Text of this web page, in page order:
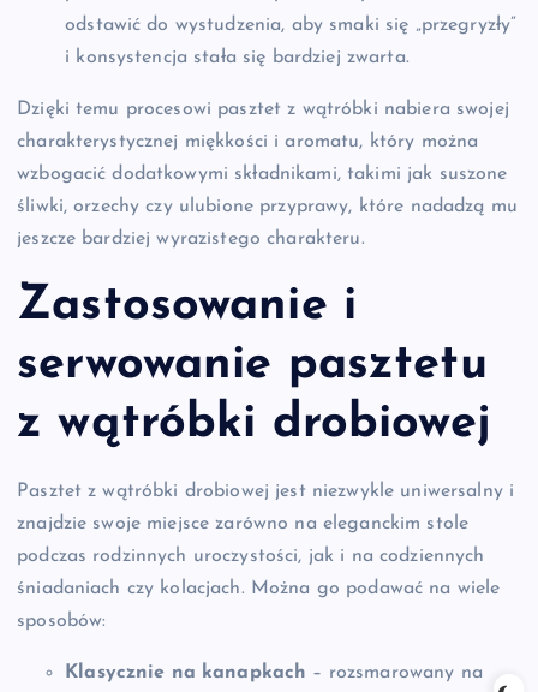
odstawić do wystudzenia, aby smaki się „przegryzły”
i konsystencja stała się bardziej zwarta.
Dzięki temu procesowi pasztet z wątróbki nabiera swojej
charakterystycznej miękkości i aromatu, który można
wzbogacić dodatkowymi składnikami, takimi jak suszone
śliwki, orzechy czy ulubione przyprawy, które nadadzą mu
jeszcze bardziej wyrazistego charakteru.
Zastosowanie i
serwowanie pasztetu
z wątróbki drobiowej
Pasztet z wątróbki drobiowej jest niezwykle uniwersalny i
znajdzie swoje miejsce zarówno na eleganckim stole
podczas rodzinnych uroczystości, jak i na codziennych
śniadaniach czy kolacjach. Można go podawać na wiele
sposobów:
Klasycznie na kanapkach – rozsmarowany na